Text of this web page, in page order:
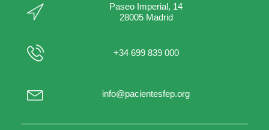
Paseo Imperial, 14
28005 Madrid
+34 699 839 000
info@pacientesfep.org